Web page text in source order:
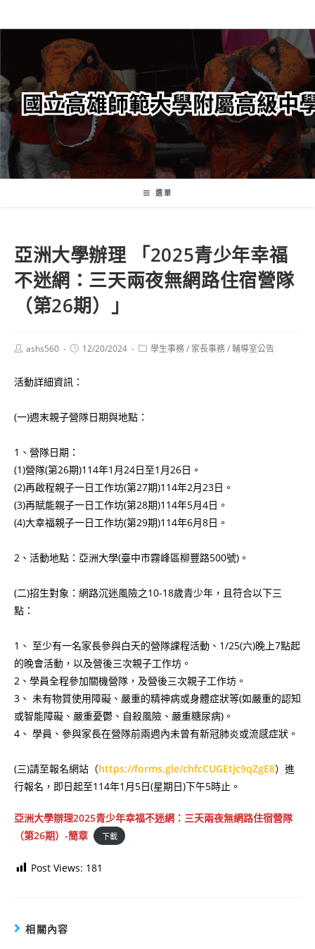
轉
要
內
容
選單
亞洲大學辦理 「2025青少年幸福
不迷網：三天兩夜無網路住宿營隊
（第26期）」
Postashs560
Post12/20/2024
Post學生事務/ 家長事務/輔導室公告
活動詳細資訊：
(一)週末親子營隊日期與地點：
1、營隊日期：
(1)營隊(第26期)114年1月24日至1月26日。
(2)再啟程親子一日工作坊(第27期)114年2月23日。
(3)再賦能親子一日工作坊(第28期)114年5月4日。
(4)大幸福親子一日工作坊(第29期)114年6月8日。
2、活動地點：亞洲大學(臺中市霧峰區柳豐路500號)。
(二)招生對象：網路沉迷風險之10-18歲青少年，且符合以下三
點：
1、 至少有一名家長參與白天的營隊課程活動、1/25(六)晚上7點起
的晚會活動，以及營後三次親子工作坊。
2、學員全程參加關機營隊，及營後三次親子工作坊。
3、 未有物質使用障礙、嚴重的精神病或身體症狀等(如嚴重的認知
或智能障礙、嚴重憂鬱、自殺風險、嚴重糖尿病)。
4、 學員、參與家長在營隊前兩週內未曾有新冠肺炎或流感症狀。
(三)請至報名網站（https://forms.gle/chfcCUGEtjc9qZgE8）進
行報名，即日起至114年1月5日(星期日)下午5時止。
亞洲大學辦理2025青少年幸福不迷網：三天兩夜無網路住宿營隊
（第26期）-簡章
下載
Post Views: 181
相關內容